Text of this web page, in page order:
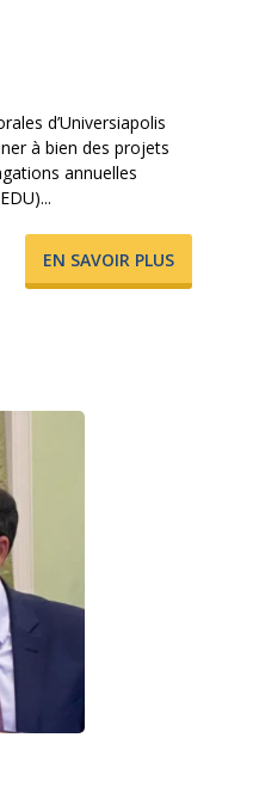
d’Universiapolis
à bien des projets
annuelles
​EN SAVOIR PLUS